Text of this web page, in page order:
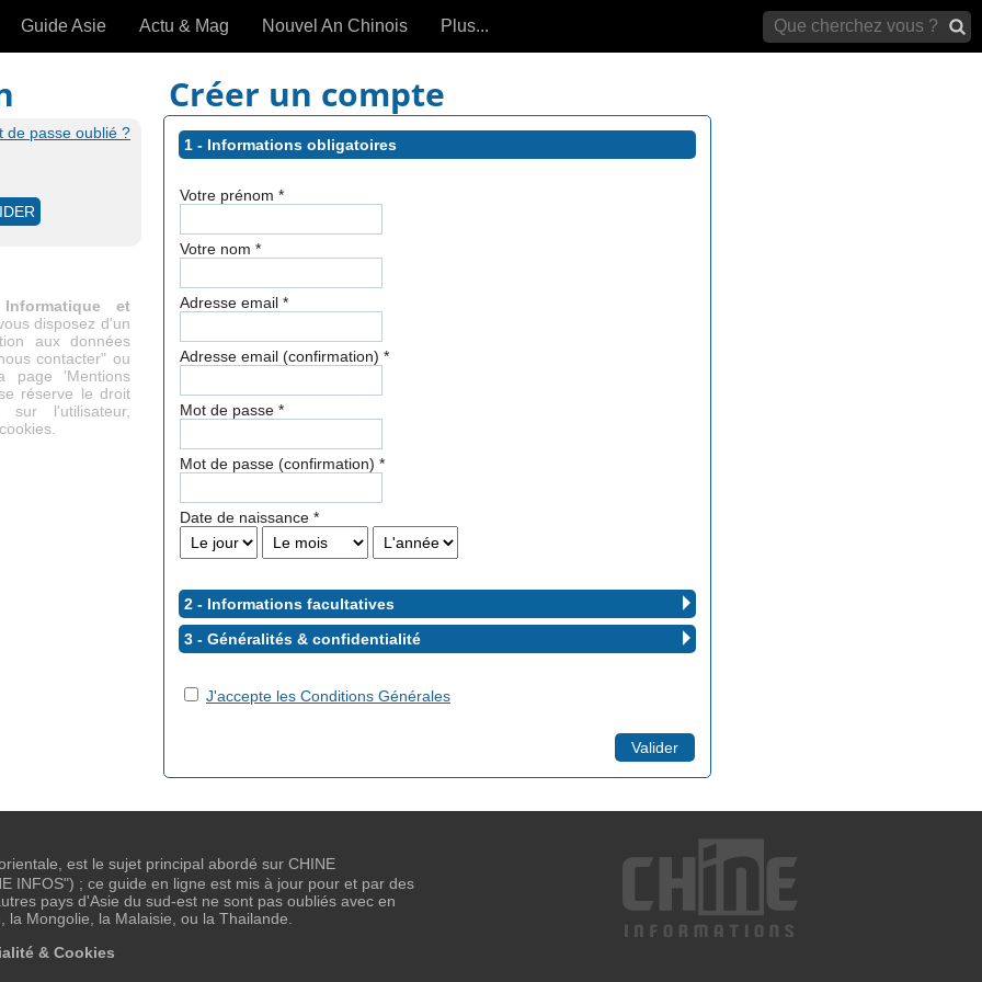
»
Guide Asie Actu & Mag
Articles intemporels
Nouvel An Chinois Plus...
de passe oublié ?
et
vous disposez d'un
aux données
contacter" ou
page 'Mentions
réserve le droit
l'utilisateur,
Créer un compte
1 - Informations obligatoires
Votre prénom *
Votre nom *
Adresse email *
Adresse email (confirmation) *
Mot de passe *
Mot de passe (confirmation) *
Date de naissance *
2 - Informations facultatives
3 - Généralités & confidentialité
J'accepte les Conditions Générales
est le sujet principal abordé sur CHINE
INFOS") ; ce guide en ligne est mis à jour pour et par des
pays d'Asie du sud-est ne sont pas oubliés avec en
Mongolie, la Malaisie, ou la Thailande.
& Cookies